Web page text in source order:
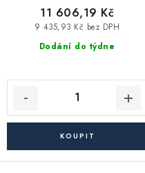
Dodání do týdne
9 435,93 Kč bez DPH
11 606,19 Kč